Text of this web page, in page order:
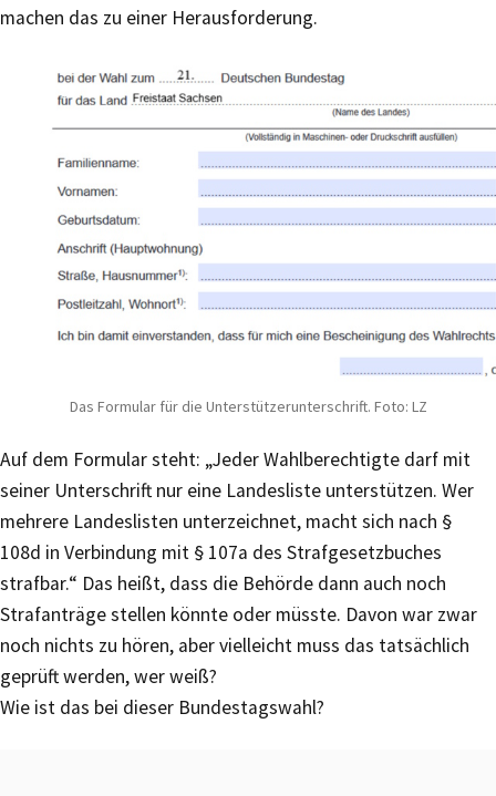
machen das zu einer Herausforderung.
Das Formular für die Unterstützerunterschrift. Foto: LZ
Auf dem Formular steht: „Jeder Wahlberechtigte darf mit
seiner Unterschrift nur eine Landesliste unterstützen. Wer
mehrere Landeslisten unterzeichnet, macht sich nach §
108d in Verbindung mit § 107a des Strafgesetzbuches
strafbar.“ Das heißt, dass die Behörde dann auch noch
Strafanträge stellen könnte oder müsste. Davon war zwar
noch nichts zu hören, aber vielleicht muss das tatsächlich
geprüft werden, wer weiß?
Wie ist das bei dieser Bundestagswahl?